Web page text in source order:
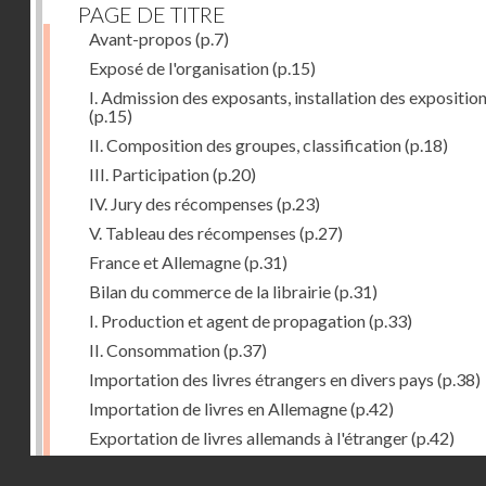
PAGE DE TITRE
Avant-propos (p.7)
Exposé de l'organisation(p.15)
I. Admission des exposants, installation des
(p.15)
II. Composition des groupes, classification(p.18)
III. Participation(p.20)
IV. Jury des récompenses (p.23)
V. Tableau des récompenses (p.27)
France et Allemagne(p.31)
Bilan du commerce de la librairie(p.31)
I. Production et agent de propagation(p.33)
II. Consommation(p.37)
Importation des livres étrangers en divers pays (p.38)
Importation de livres en Allemagne(p.42)
Exportation de livres allemands à l'étranger(p.42)